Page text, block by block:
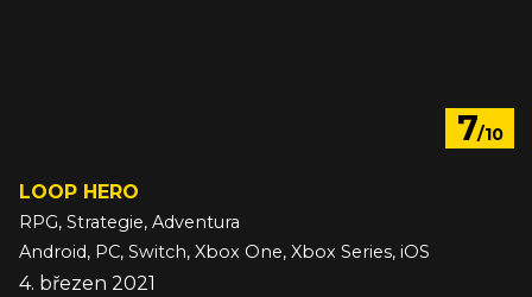
7/10
LOOP HERO
RPG, Strategie, Adventura
Android, PC, Switch, Xbox One, Xbox Series, iOS
4. březen 2021